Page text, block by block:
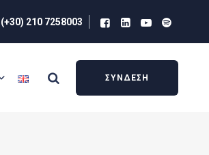
(+30) 210 7258003
ΣΥΝΔΕΣΗ